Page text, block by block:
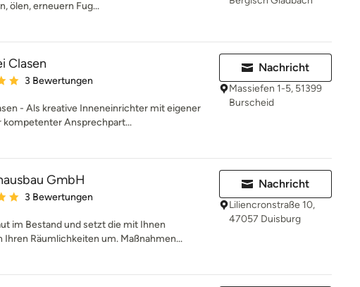
ölen, erneuern Fug...
Clasen
Bewertung: 5 von 5 Sternen
3 Bewertungen
- Als kreative Inneneinrichter mit eigener
kompetenter Ansprechpart...
Nachricht
Massiefen 1-5, 51399
Burscheid
GmbH
Bewertung: 5 von 5 Sternen
3 Bewertungen
im Bestand und setzt die mit Ihnen
Räumlichkeiten um. Maßnahmen...
Nachricht
Liliencronstraße 10,
47057 Duisburg